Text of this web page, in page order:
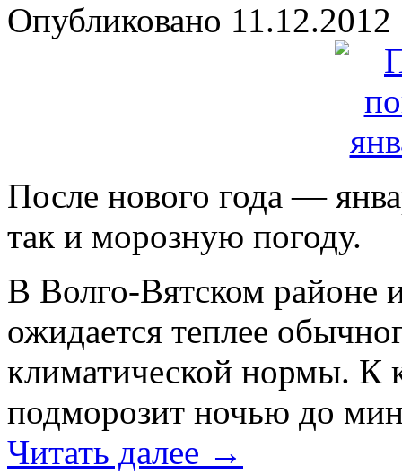
Опубликовано 11.12.2012
После нового года —
так и морозную погоду.
В Волго-Вятском районе
ожидается теплее
климатической нормы. К
подморозит ночью до
Читать далее →